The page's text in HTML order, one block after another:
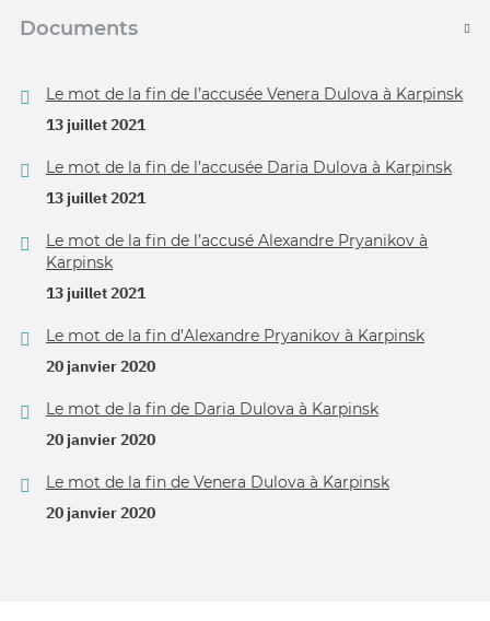
Documents
Le mot de la fin de l’accusée Venera Dulova à Karpinsk
13 juillet 2021
Le mot de la fin de l’accusée Daria Dulova à Karpinsk
13 juillet 2021
Le mot de la fin de l’accusé Alexandre Pryanikov à
Karpinsk
13 juillet 2021
Le mot de la fin d’Alexandre Pryanikov à Karpinsk
20 janvier 2020
Le mot de la fin de Daria Dulova à Karpinsk
20 janvier 2020
Le mot de la fin de Venera Dulova à Karpinsk
20 janvier 2020